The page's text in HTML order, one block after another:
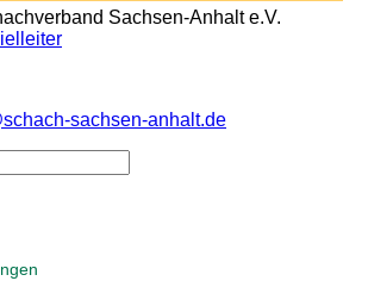
Sachsen-Anhalt e.V.
sachsen-anhalt.de